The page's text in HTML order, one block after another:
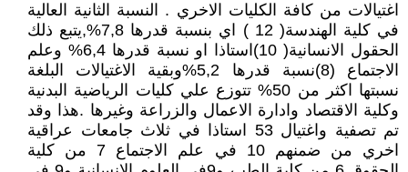
اغتيالات من كافة الكليات الاخري . النسبة الثانية العالية
في كلية الهندسة( 12 ) اي بنسبة قدرها 7,8%,يتبع ذلك
الحقول الانسانية( 10)استاذا او نسبة قدرها 6,4% وعلم
الاجتماع (8)نسبة قدرها 5,2%وبقية الاغتيالات البلغة
نسبتها اكثر من 50% تتوزع علي كليات الرياضية البدنية
وكلية الاقتصاد وادارة الاعمال والزراعة وغيرها .هذا وقد
تم تصفية واغتيال 53 استاذا في ثلاث جامعات عراقية
اخري من ضمنهم 10 في علم الاجتماع 7 من كلية